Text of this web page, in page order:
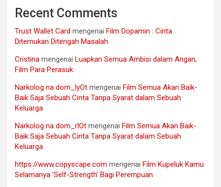
Recent Comments
Trust Wallet Card mengenai Film Dopamin : Cinta
Ditemukan Ditengah Masalah
Cristina mengenai Luapkan Semua Ambisi dalam Angan,
Film Para Perasuk
Narkolog na dom_lyOt mengenai Film Semua Akan Baik-
Baik Saja Sebuah Cinta Tanpa Syarat dalam Sebuah
Keluarga
Narkolog na dom_rlOt mengenai Film Semua Akan Baik-
Baik Saja Sebuah Cinta Tanpa Syarat dalam Sebuah
Keluarga
https://www.copyscape.com mengenai Film Kupeluk Kamu
Selamanya ‘Self-Strength’ Bagi Perempuan